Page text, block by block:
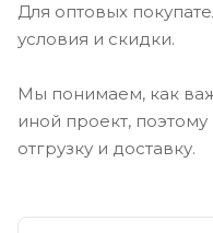
Для оптовых
условия и скидки.
Мы понимаем, как
иной проект,
отгрузку и доставку.